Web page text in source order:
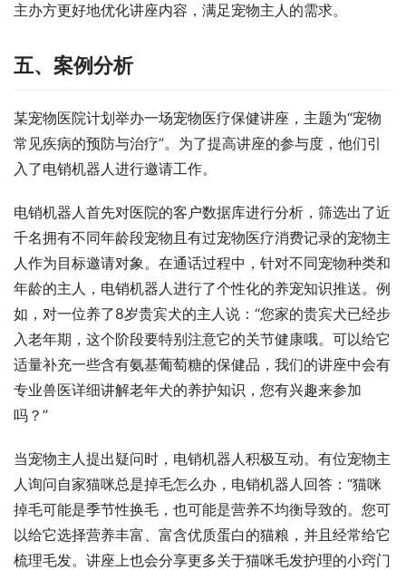
主办方更好地优化讲座内容，满足宠物主人的需求。
五、案例分析
某宠物医院计划举办一场宠物医疗保健讲座，主题为“宠物
常见疾病的预防与治疗”。为了提高讲座的参与度，他们引
入了电销机器人进行邀请工作。
电销机器人首先对医院的客户数据库进行分析，筛选出了近
千名拥有不同年龄段宠物且有过宠物医疗消费记录的宠物主
人作为目标邀请对象。在通话过程中，针对不同宠物种类和
年龄的主人，电销机器人进行了个性化的养宠知识推送。例
如，对一位养了8岁贵宾犬的主人说：“您家的贵宾犬已经步
入老年期，这个阶段要特别注意它的关节健康哦。可以给它
适量补充一些含有氨基葡萄糖的保健品，我们的讲座中会有
专业兽医详细讲解老年犬的养护知识，您有兴趣来参加
吗？”
当宠物主人提出疑问时，电销机器人积极互动。有位宠物主
人询问自家猫咪总是掉毛怎么办，电销机器人回答：“猫咪
掉毛可能是季节性换毛，也可能是营养不均衡导致的。您可
以给它选择营养丰富、富含优质蛋白的猫粮，并且经常给它
梳理毛发。讲座上也会分享更多关于猫咪毛发护理的小窍门